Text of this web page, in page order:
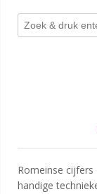
Romeinse
handige